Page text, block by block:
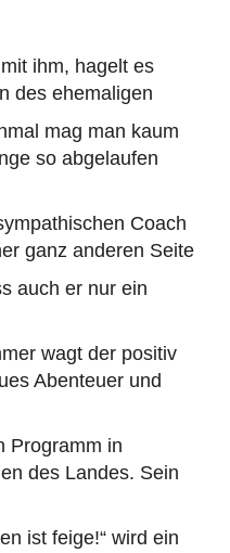
ihm, hagelt es
des ehemaligen
mag man kaum
so abgelaufen
Coach
ganz anderen Seite
auch er nur ein
wagt der positiv
Abenteuer und
Programm in
des Landes. Sein
ist feige!“ wird ein